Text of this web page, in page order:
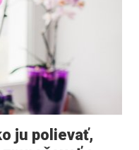
ju polievať,